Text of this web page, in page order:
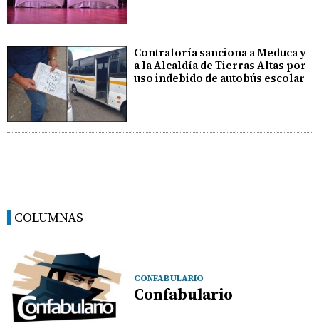
Contraloría sanciona a Meduca y
a la Alcaldía de Tierras Altas por
uso indebido de autobús escolar
COLUMNAS
CONFABULARIO
Confabulario